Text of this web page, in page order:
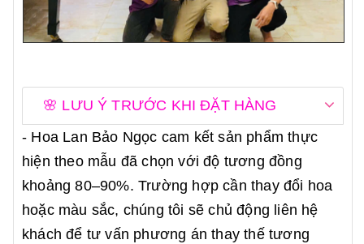
🌸 LƯU Ý TRƯỚC KHI ĐẶT HÀNG
- Hoa Lan Bảo Ngọc cam kết sản phẩm thực
hiện theo mẫu đã chọn với độ tương đồng
khoảng 80–90%. Trường hợp cần thay đổi hoa
hoặc màu sắc, chúng tôi sẽ chủ động liên hệ
khách để tư vấn phương án thay thế tương